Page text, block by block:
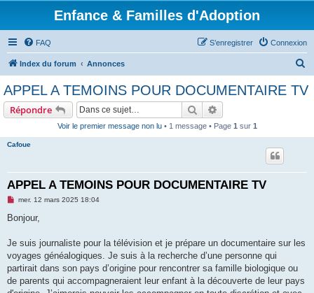
Enfance & Familles d'Adoption
FAQ Connexion
S’enregistrer
Index du forum Annonces
APPEL A TEMOINS POUR DOCUMENTAIRE TV
Répondre Rechercher
Voir le premier message non lu• 1 message • Page 1 sur 1
Cafoue
APPEL A TEMOINS POUR DOCUMENTAIRE TV
M
s
g
n
o
l
u
mer. 12 mars 2025 18:04
Bonjour,
Je suis journaliste pour la télévision et je prépare un documentaire sur les
voyages généalogiques. Je suis à la recherche d’une personne qui
partirait dans son pays d’origine pour rencontrer sa famille biologique ou
de parents qui accompagneraient leur enfant à la découverte de leur pays